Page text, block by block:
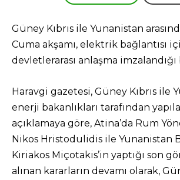
Güney Kıbrıs ile Yunanistan
Cuma akşamı, elektrik bağlantısı
devletlerarası anlaşma
Haravgi gazetesi, Güney Kıbrıs ile
enerji bakanlıkları tarafından
açıklamaya göre, Atina’da Rum
Nikos Hristodulidis ile Yunanistan
Kiriakos Miçotakis’in yaptığı son
alınan kararların devamı olarak,